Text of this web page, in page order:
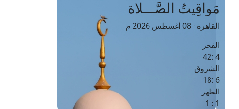
مَواقِيتُ الصَّـــلاة
القاهرة · 08 أغسطس 2026 م
الفجر
4 :42
الشروق
6 :18
الظهر
1 : 1